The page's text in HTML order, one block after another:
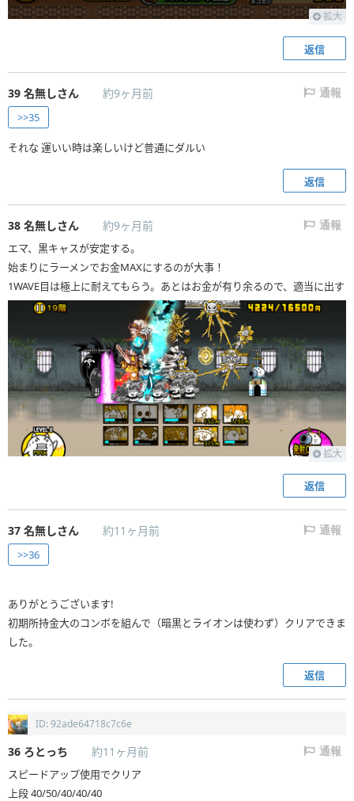
拡大
返信
39 名無しさん 約9ヶ月前 通報
>>35
それな 運いい時は楽しいけど普通にダルい
返信
38 名無しさん 約9ヶ月前 通報
エマ、黒キャスが安定する。
始まりにラーメンでお金MAXにするのが大事！
1WAVE目は極上に耐えてもらう。あとはお金が有り余るので、適当に出す
拡大
返信
37 名無しさん 約11ヶ月前 通報
>>36
ありがとうございます!
初期所持金大のコンボを組んで（暗黒とライオンは使わず）クリアできま
した。
返信
ID: 92ade64718c7c6e
36 ろとっち 約11ヶ月前 通報
スピードアップ使用でクリア
上段 40/50/40/40/40